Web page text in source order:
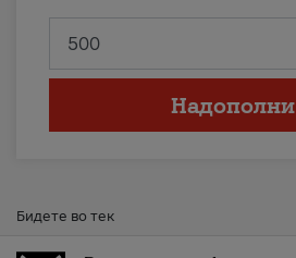
Надополни
Бидете во тек